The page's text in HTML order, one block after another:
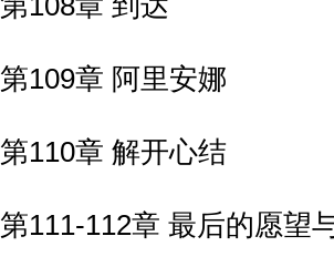
第109章 阿里安娜
第110章 解开心结
第111-112章 最后的愿望